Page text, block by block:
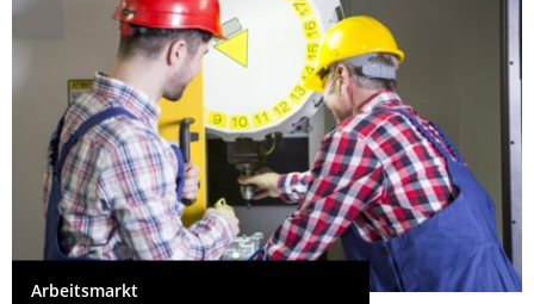
Arbeitsmarkt